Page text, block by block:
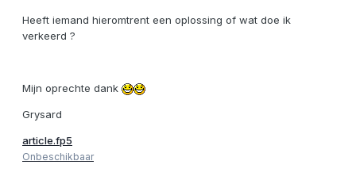
Heeft iemand hieromtrent een oplossing of wat doe ik
verkeerd ?
Mijn oprechte dank
Grysard
article.fp5
Onbeschikbaar